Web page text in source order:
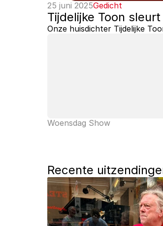
25 juni 2025Gedicht
Tijdelijke Toon
Onze huisdichter Tijdelijke
Woensdag Show
Recente